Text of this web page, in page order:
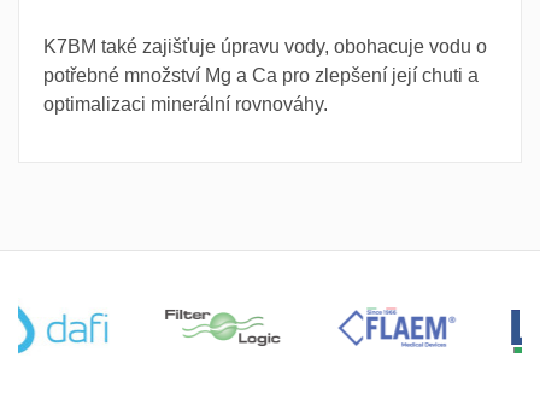
K7BM také zajišťuje úpravu vody, obohacuje vodu o
potřebné množství Mg a Ca pro zlepšení její chuti a
optimalizaci minerální rovnováhy.